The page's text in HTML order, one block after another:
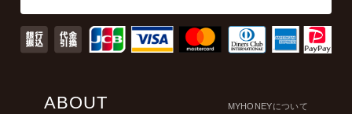
ABOUT MYHONEYについて